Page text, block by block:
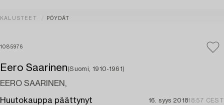
KALUSTEET PÖYDÄT
1085976
Eero Saarinen(Suomi, 1910-1961)
EERO SAARINEN,
Huutokauppa päättynyt 16. syys 201818:57 CEST